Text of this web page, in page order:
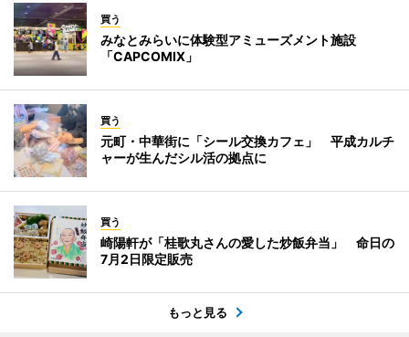
買う
みなとみらいに体験型アミューズメント施設
「CAPCOMIX」
買う
元町・中華街に「シール交換カフェ」 平成カルチ
ャーが生んだシル活の拠点に
買う
崎陽軒が「桂歌丸さんの愛した炒飯弁当」 命日の
7月2日限定販売
もっと見る